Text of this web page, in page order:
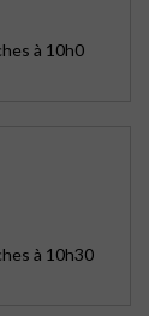
à 10h0
à 10h30